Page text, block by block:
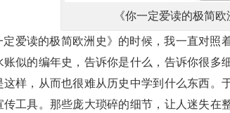
《你一定爱读的极简欧
定爱读的极简欧洲史》的时候，我一直对照
账似的编年史，告诉你是什么，告诉你很多
这样，从而也很难从历史中学到什么东西。
传工具。那些庞大琐碎的细节，让人迷失在